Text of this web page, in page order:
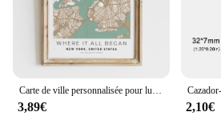
Carte de ville personnalisée pour lui, cadeau de la Saint-Valentin, impressions d'art mural de mariage, affiche de peinture sur toile, gérer le salon
3,89€ 2,10€